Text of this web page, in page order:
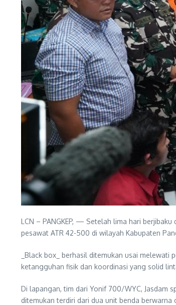
LCN – PANGKEP, — Setelah lima hari
pesawat ATR 42-500 di wilayah Kabupaten
_Black box_ berhasil ditemukan usai
ketangguhan fisik dan koordinasi yang solid
Di lapangan, tim dari Yonif 700/WYC, Jasdam
ditemukan terdiri dari dua unit benda